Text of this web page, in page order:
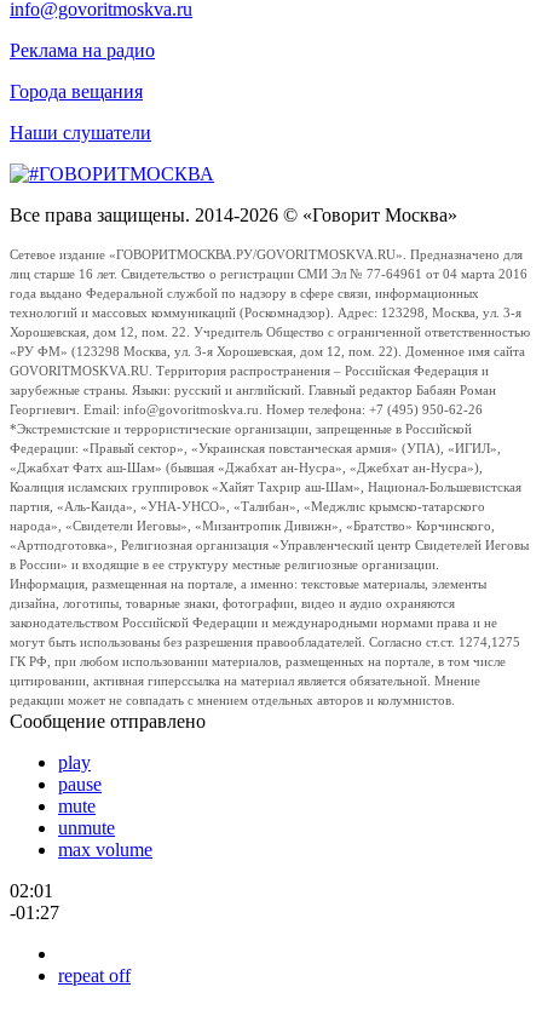
info@govoritmoskva.ru
Реклама на радио
Города вещания
Наши слушатели
Все права защищены. 2014-2026 © «Говорит Москва»
Сетевое издание «ГОВОРИТМОСКВА.РУ/GOVORITMOSKVA.RU». Предназначено для
лиц старше 16 лет. Свидетельство о регистрации СМИ Эл № 77-64961 от 04 марта 2016
года выдано Федеральной службой по надзору в сфере связи, информационных
технологий и массовых коммуникаций (Роскомнадзор). Адрес: 123298, Москва, ул. 3-я
Хорошевская, дом 12, пом. 22. Учредитель Общество с ограниченной ответственностью
«РУ ФМ» (123298 Москва, ул. 3-я Хорошевская, дом 12, пом. 22). Доменное имя сайта
GOVORITMOSKVA.RU. Территория распространения – Российская Федерация и
зарубежные страны. Языки: русский и английский. Главный редактор Бабаян Роман
Георгиевич. Email: info@govoritmoskva.ru. Номер телефона: +7 (495) 950-62-26
*Экстремистские и террористические организации, запрещенные в Российской
Федерации: «Правый сектор», «Украинская повстанческая армия» (УПА), «ИГИЛ»,
«Джабхат Фатх аш-Шам» (бывшая «Джабхат ан-Нусра», «Джебхат ан-Нусра»),
Коалиция исламских группировок «Хайят Тахрир аш-Шам», Национал-Большевистская
партия, «Аль-Каида», «УНА-УНСО», «Талибан», «Меджлис крымско-татарского
народа», «Свидетели Иеговы», «Мизантропик Дивижн», «Братство» Корчинского,
«Артподготовка», Религиозная организация «Управленческий центр Свидетелей Иеговы
в России» и входящие в ее структуру местные религиозные организации.
Информация, размещенная на портале, а именно: текстовые материалы, элементы
дизайна, логотипы, товарные знаки, фотографии, видео и аудио охраняются
законодательством Российской Федерации и международными нормами права и не
могут быть использованы без разрешения правообладателей. Согласно ст.ст. 1274,1275
ГК РФ, при любом использовании материалов, размещенных на портале, в том числе
цитировании, активная гиперссылка на материал является обязательной. Мнение
редакции может не совпадать с мнением отдельных авторов и колумнистов.
Сообщение отправлено
play
pause
mute
unmute
max volume
02:01
-01:27
repeat off